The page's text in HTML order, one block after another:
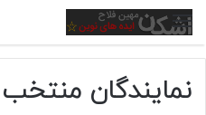
منو
نمایندگان